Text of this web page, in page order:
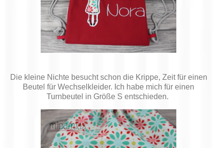
Die kleine Nichte besucht schon die Krippe, Zeit für einen
Beutel für Wechselkleider. Ich habe mich für einen
Turnbeutel in Größe S entschieden.